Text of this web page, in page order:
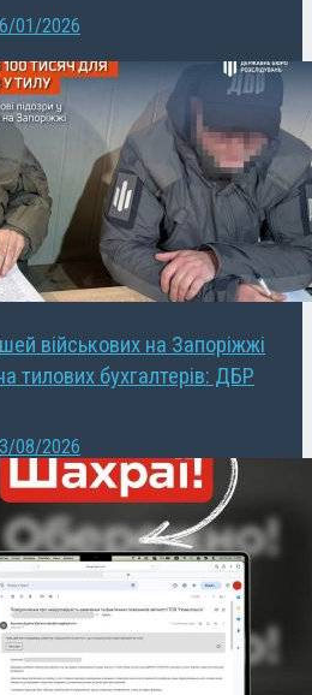
01/2026
військових на Запоріжжі
тилових бухгалтерів: ДБР
08/2026